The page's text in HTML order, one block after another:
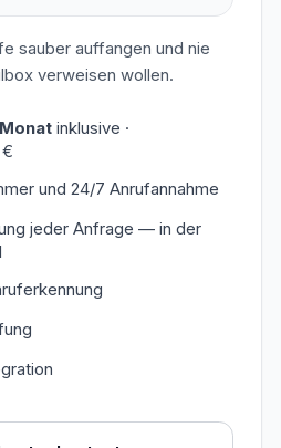
sauber auffangen und nie
verweisen wollen.
inklusive ·
und 24/7 Anrufannahme
jeder Anfrage — in der